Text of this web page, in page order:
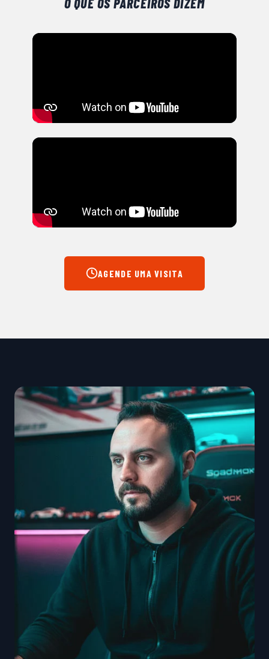
AGENDE UMA VISITA